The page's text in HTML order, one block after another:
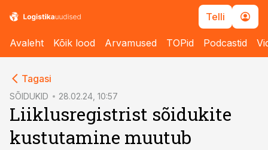
Telli
Avaleht Kõik lood Arvamused TOPid Podcastid
Tagasi
SÕIDUKID 28.02.24, 10:57
Liiklusregistrist sõidukite
kustutamine muutub